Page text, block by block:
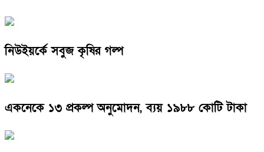
নিউইয়র্কে সবুজ কৃষির গল্প
একনেকে ১৩ প্রকল্প অনুমোদন, ব্যয় ১৯৮৮ কোটি টাকা